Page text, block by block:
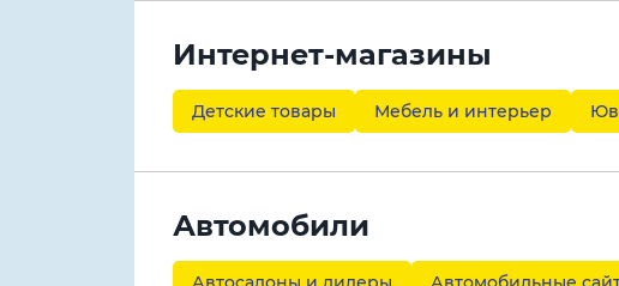
Интернет-магазины
Детские товары Мебель и интерьер
Автомобили